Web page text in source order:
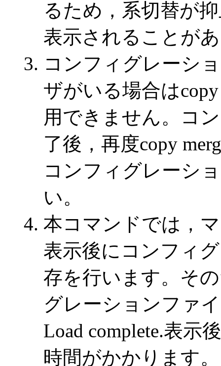
るため，系切替が
表示されることが
コンフィグレーシ
ザがいる場合は
用できません。コ
了後，再度copy
コンフィグレーシ
い。
本コマンドでは，
表示後にコンフィ
存を行います。そ
グレーションファ
Load complete.表示
時間がかかります。